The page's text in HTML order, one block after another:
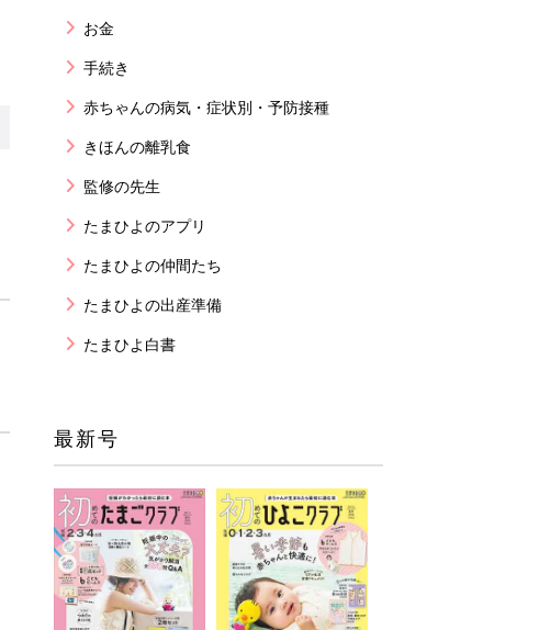
お金
手続き
赤ちゃんの病気・症状別・予防接種
きほんの離乳食
監修の先生
たまひよのアプリ
たまひよの仲間たち
たまひよの出産準備
たまひよ白書
最新号